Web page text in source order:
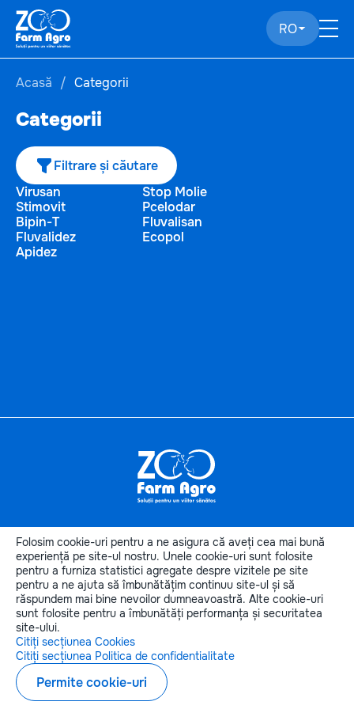
RO
Acasă Categorii
Categorii
Filtrare și căutare
Virusan
Stop Molie
Stimovit
Pcelodar
Bipin-T
Fluvalisan
Fluvalidez
Ecopol
Apidez
Copyright © 2026 zoofarmagro.md
Elaborarea siteului - ilab.md
Informaţiiutile
Categoriile produselor
Categorii de animale
Contactele noastre
Folosim cookie-uri pentru a ne asigura că aveți cea mai bună
experiență pe site-ul nostru. Unele cookie-uri sunt folosite
pentru a furniza statistici agregate despre vizitele pe site
pentru a ne ajuta să îmbunătățim continuu site-ul și să
răspundem mai bine nevoilor dumneavoastră. Alte cookie-uri
sunt folosite pentru a îmbunătăți performanța și securitatea
site-ului.
Citiți secțiunea Cookies
Citiți secțiunea Politica de confidentialitate
Permite cookie-uri